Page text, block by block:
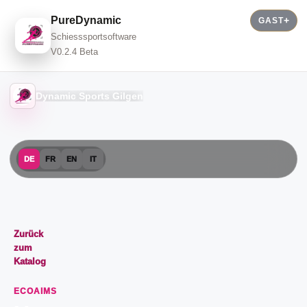
PureDynamic
Schiesssportsoftware
V0.2.4 Beta
GAST
Dynamic Sports Gilgen
DE FR EN IT
Zurück
zum
Katalog
ECOAIMS